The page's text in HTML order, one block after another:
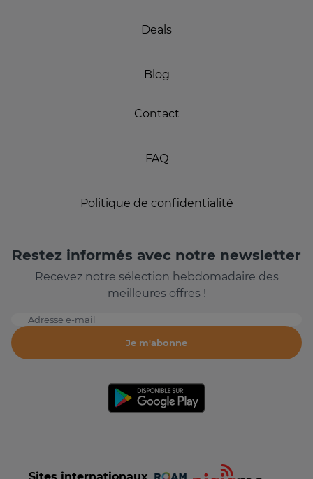
Deals
Blog
Contact
FAQ
Politique de confidentialité
Restez informés avec notre newsletter
Recevez notre sélection hebdomadaire des
meilleures offres !
Adresse e-mail
Je m'abonne